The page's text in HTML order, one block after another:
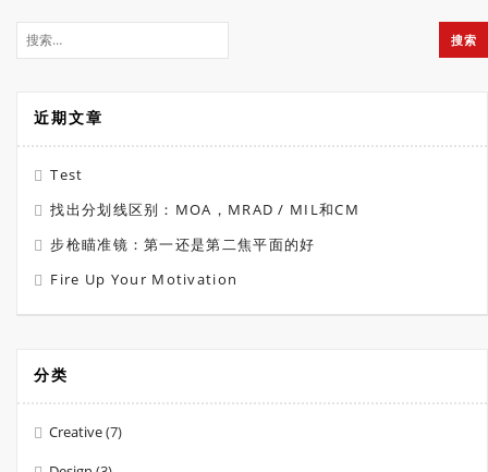
近期文章
Test
找出分划线区别：MOA，MRAD / MIL和CM
步枪瞄准镜：第一还是第二焦平面的好
Fire Up Your Motivation
分类
Creative(7)